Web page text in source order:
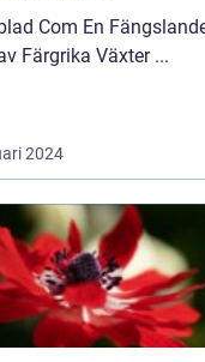
En Fängslande
Värld av Färgrika Växter ...
2024